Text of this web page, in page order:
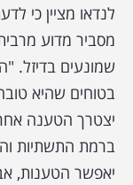
לנדאו מציין כי
מסביר מדוע
שמונעים בדיזל.
בטוחים שהיא
יצטרך הטענה
ברמת התשתיות
יאפשר הטענות,